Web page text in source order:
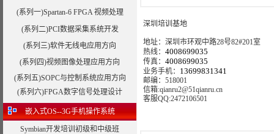
(系列一)Spartan-6 FPGA 视频处理
(系列二)PCI数据采集系统开发
(系列三)软件无线电应用方向
(系列四)视频图像处理应用方向
(系列五)SOPC与控制系统应用方向
(系列六)FPGA数字信号处理设计
嵌入式OS--3G手机操作系统
Symbian开发培训初级和中级班
深圳培训基地
地址：深圳市环观中路28号82#201室
热线： 4008699035
传真： 4008699035
业务手机： 13699831341
邮编：518001
信箱:qianru2@51qianru.cn
客服QQ:2472106501